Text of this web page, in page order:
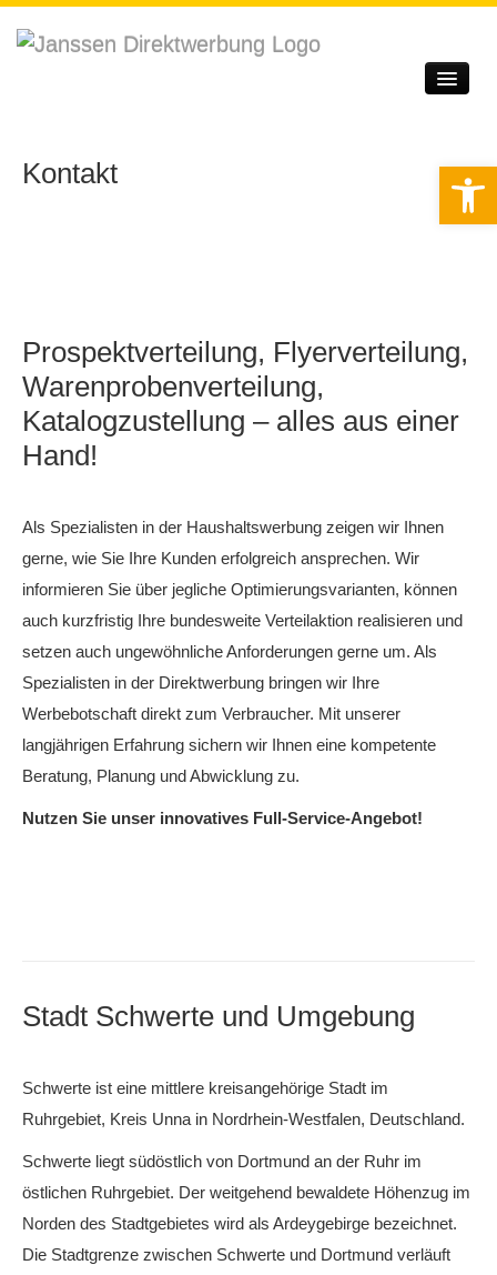
Unternehmen
Kontakt
Login
Kontakt
Prospektverteilung, Flyerverteilung,
Warenprobenverteilung,
Katalogzustellung – alles aus einer
Hand!
Als Spezialisten in der Haushaltswerbung zeigen wir Ihnen
gerne, wie Sie Ihre Kunden erfolgreich ansprechen. Wir
informieren Sie über jegliche Optimierungsvarianten, können
auch kurzfristig Ihre bundesweite Verteilaktion realisieren und
setzen auch ungewöhnliche Anforderungen gerne um. Als
Spezialisten in der Direktwerbung bringen wir Ihre
Werbebotschaft direkt zum Verbraucher. Mit unserer
langjährigen Erfahrung sichern wir Ihnen eine kompetente
Beratung, Planung und Abwicklung zu.
Nutzen Sie unser innovatives Full-Service-Angebot!
Stadt Schwerte und Umgebung
Schwerte ist eine mittlere kreisangehörige Stadt im
Ruhrgebiet, Kreis Unna in Nordrhein-Westfalen, Deutschland.
Schwerte liegt südöstlich von Dortmund an der Ruhr im
östlichen Ruhrgebiet. Der weitgehend bewaldete Höhenzug im
Norden des Stadtgebietes wird als Ardeygebirge bezeichnet.
Die Stadtgrenze zwischen Schwerte und Dortmund verläuft